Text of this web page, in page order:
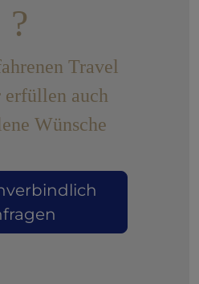
?
Travel
erfüllen auch
Wünsche